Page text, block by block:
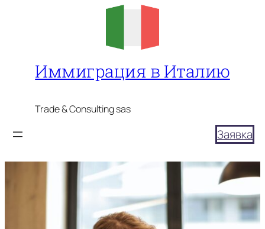
Иммиграция в Италию
Trade & Consulting sas
Заявка